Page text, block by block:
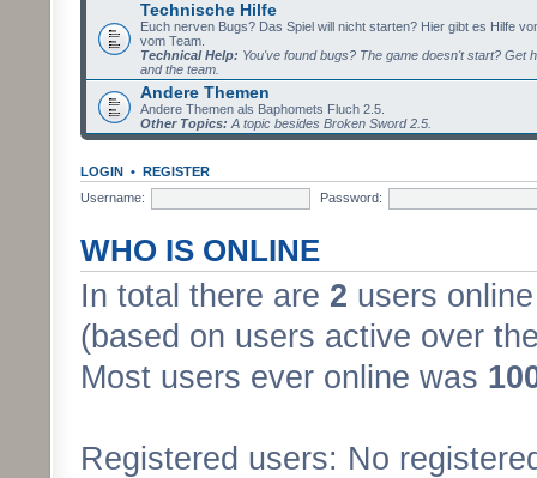
Technische Hilfe
Euch nerven Bugs? Das Spiel will nicht starten? Hier gibt es Hilfe
vom Team.
Technical Help: You've found bugs? The game doesn't start? Get
and the team.
Andere Themen
Andere Themen als Baphomets Fluch 2.5.
Other Topics: A topic besides Broken Sword 2.5.
LOGIN • REGISTER
Username:
Password:
WHO IS ONLINE
In total there are 2 users
(based on users active over
Most users ever online was
Registered users: No